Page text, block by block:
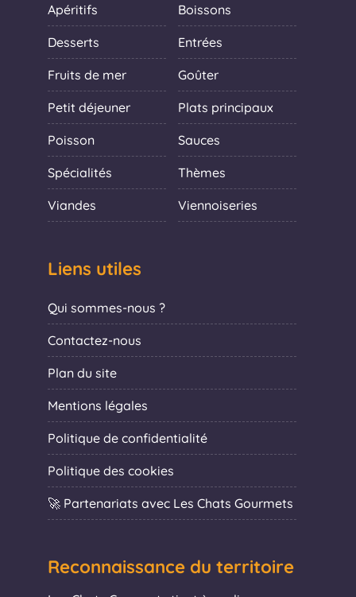
Apéritifs Boissons
Desserts Entrées
Fruits de mer Goûter
Petit déjeuner Plats principaux
Poisson Sauces
Spécialités Thèmes
Viandes Viennoiseries
Liens utiles
Qui sommes-nous ?
Contactez-nous
Plan du site
Mentions légales
Politique de confidentialité
Politique des cookies
🚀 Partenariats avec Les Chats Gourmets
Reconnaissance du territoire